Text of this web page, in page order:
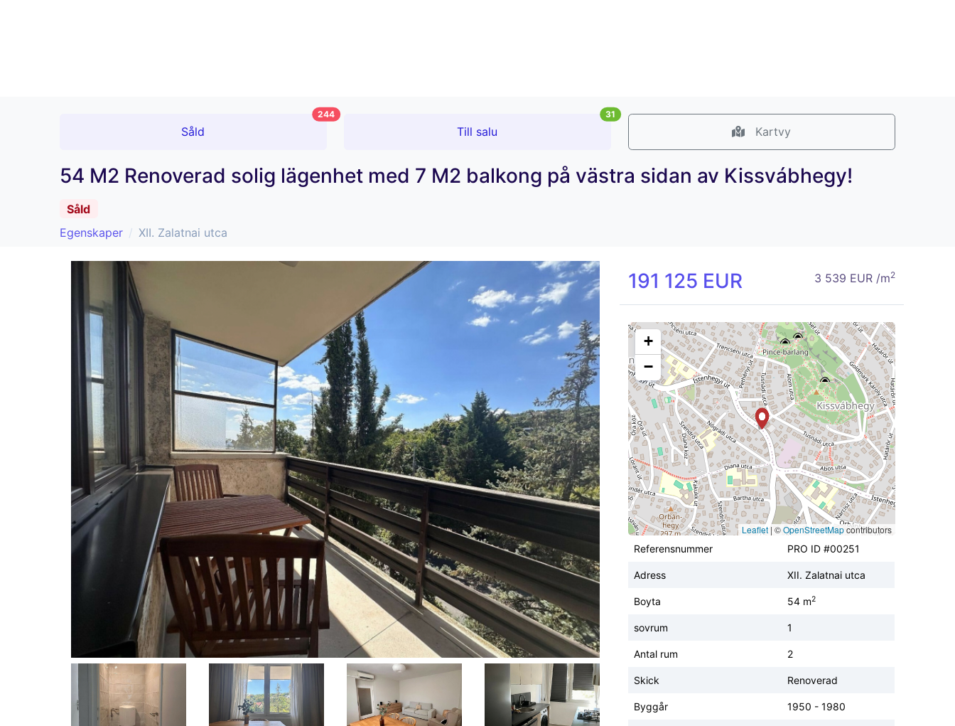
Såld
244
Till salu
31
Kartvy
54 M2 Renoverad solig lägenhet med 7 M2 balkong på västra sidan av Kissvábhegy!
Såld
Egenskaper
XII. Zalatnai utca
191 125 EUR 3 539 EUR /m2
+
−
Leaflet | ©OpenStreetMapcontributors
Referensnummer
PRO ID #00251
Adress XII. Zalatnai utca
Boyta 54 m2
sovrum 1
Antal rum 2
Skick Renoverad
Byggår 1950 - 1980